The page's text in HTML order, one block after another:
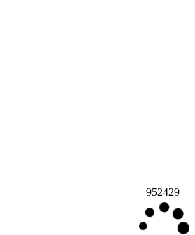
952429